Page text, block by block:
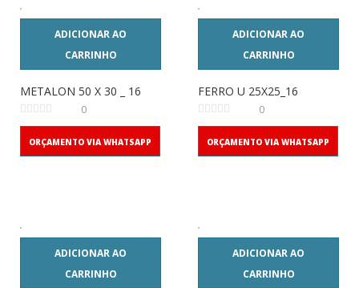
ADICIONAR AO
CARRINHO
METALON 50 X 30 _ 16
0
ORÇAMENTO VIA WHATSAPP
ADICIONAR AO
CARRINHO
FERRO U 25X25_16
0
ORÇAMENTO VIA WHATSAPP
ADICIONAR AO
CARRINHO
ADICIONAR AO
CARRINHO